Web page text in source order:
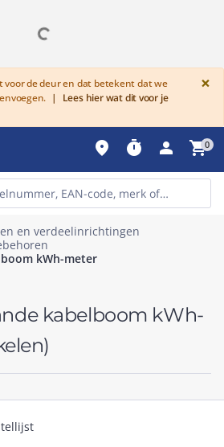
voor de deur en dat betekent dat we
|
Lees hier wat dit voor je
×
place timer person shopping_cart0
en verdeelinrichtingen
kWh-meter
kabelboom kWh-